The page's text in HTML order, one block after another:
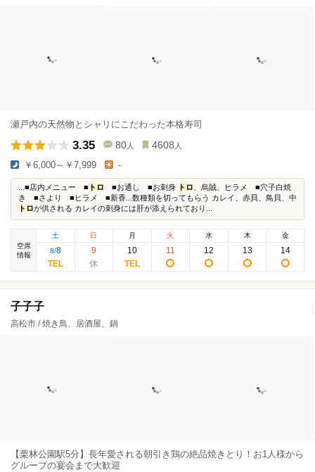
瀬戸内の天然物とシャリにこだわった本格寿司
3.35 80 人 4608 人
￥6,000～￥7,999 -
...■店内メニュー ■ トロ ■お通し ■お刺身 トロ 、烏賊、ヒラメ ■穴子白焼
き ■さより ■ヒラメ ■新香...数種類を切ってもらう カレイ、赤貝、鳥貝、中
トロが供される カレイの刺身には肝が添えられており...
空席
情報
土
8/8
日
9
月
10
火
11
水
12
木
13
金
14
子子子
高松市 / 焼き鳥、居酒屋、鍋
【栗林公園駅5分】長年愛される朝引き鶏の絶品焼きとり！お1人様から
グループの宴会まで大歓迎